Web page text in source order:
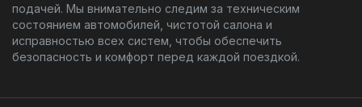
подачей. Мы внимательно следим за техническим
состоянием автомобилей, чистотой салона и
исправностью всех систем, чтобы обеспечить
безопасность и комфорт перед каждой поездкой.